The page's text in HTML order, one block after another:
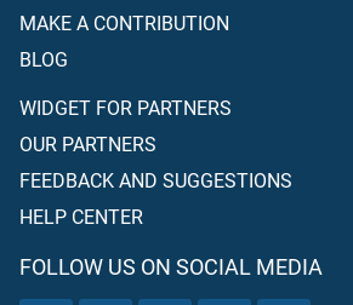
MAKE A CONTRIBUTION
BLOG
WIDGET FOR PARTNERS
OUR PARTNERS
FEEDBACK AND SUGGESTIONS
HELP CENTER
FOLLOW US ON SOCIAL MEDIA